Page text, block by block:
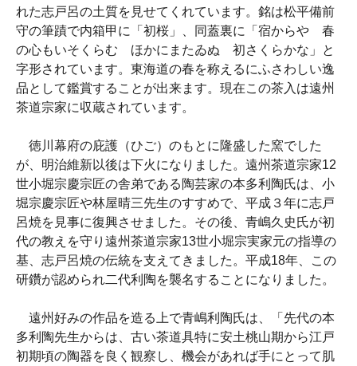
れた志戸呂の土質を見せてくれています。銘は松平備前
守の筆蹟で内箱甲に「初桜」、同蓋裏に「宿からや 春
の心もいそくらむ ほかにまたゐぬ 初さくらかな」と
字形されています。東海道の春を称えるにふさわしい逸
品として鑑賞することが出来ます。現在この茶入は遠州
茶道宗家に収蔵されています。
徳川幕府の庇護（ひご）のもとに隆盛した窯でした
が、明治維新以後は下火になりました。遠州茶道宗家12
世小堀宗慶宗匠の舎弟である陶芸家の本多利陶氏は、小
堀宗慶宗匠や林屋晴三先生のすすめで、平成３年に志戸
呂焼を見事に復興させました。その後、青嶋久史氏が初
代の教えを守り遠州茶道宗家13世小堀宗実家元の指導の
基、志戸呂焼の伝統を支えてきました。平成18年、この
研鑽が認められ二代利陶を襲名することになりました。
遠州好みの作品を造る上で青嶋利陶氏は、「先代の本
多利陶先生からは、古い茶道具特に安土桃山期から江戸
初期頃の陶器を良く観察し、機会があれば手にとって肌